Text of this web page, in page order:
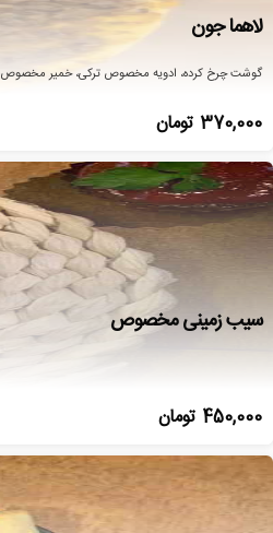
لاهما جون
گوشت چرخ کرده، ادویه مخصوص ترکی، خمیر مخصوص
370,000 تومان
سیب زمینی مخصوص
450,000 تومان